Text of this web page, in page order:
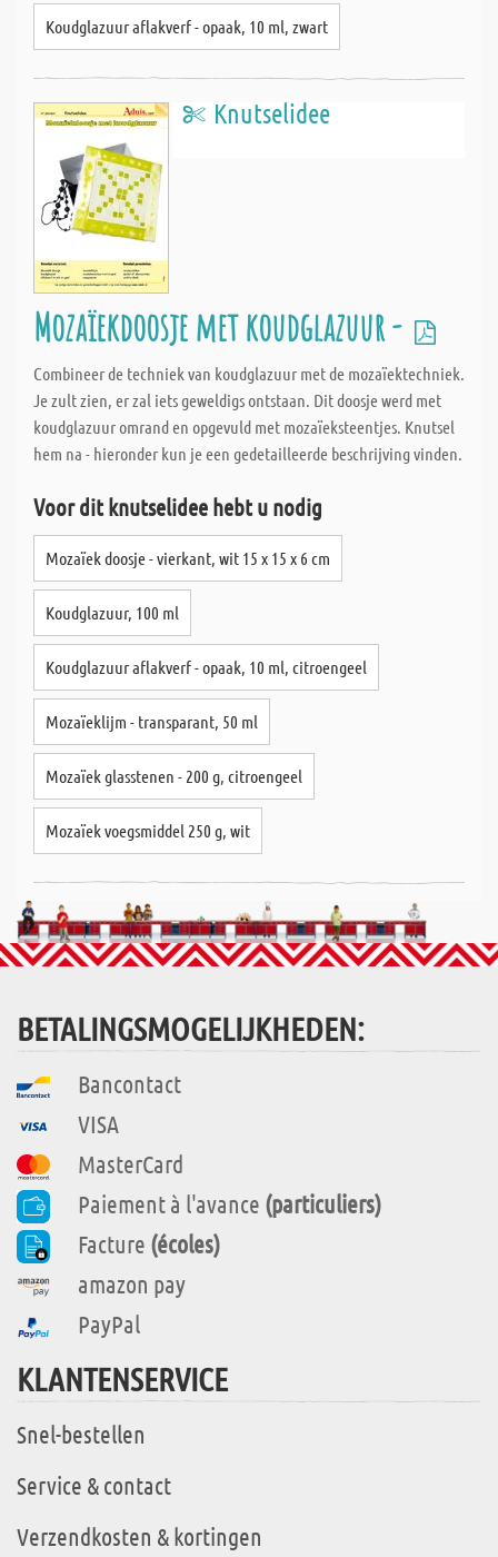
Koudglazuur aflakverf - opaak, 10 ml, zwart
Knutselidee
Mozaïekdoosje met koudglazuur -
Combineer de techniek van koudglazuur met de mozaïektechniek.
Je zult zien, er zal iets geweldigs ontstaan. Dit doosje werd met
koudglazuur omrand en opgevuld met mozaïeksteentjes. Knutsel
hem na - hieronder kun je een gedetailleerde beschrijving vinden.
Voor dit knutselidee hebt u nodig
Mozaïek doosje - vierkant, wit 15 x 15 x 6 cm
Koudglazuur, 100 ml
Koudglazuur aflakverf - opaak, 10 ml, citroengeel
Mozaïeklijm - transparant, 50 ml
Mozaïek glasstenen - 200 g, citroengeel
Mozaïek voegsmiddel 250 g, wit
BETALINGSMOGELIJKHEDEN:
Bancontact
VISA
MasterCard
Paiement à l'avance (particuliers)
Facture (écoles)
amazon pay
PayPal
KLANTENSERVICE
Snel-bestellen
Service & contact
Verzendkosten & kortingen